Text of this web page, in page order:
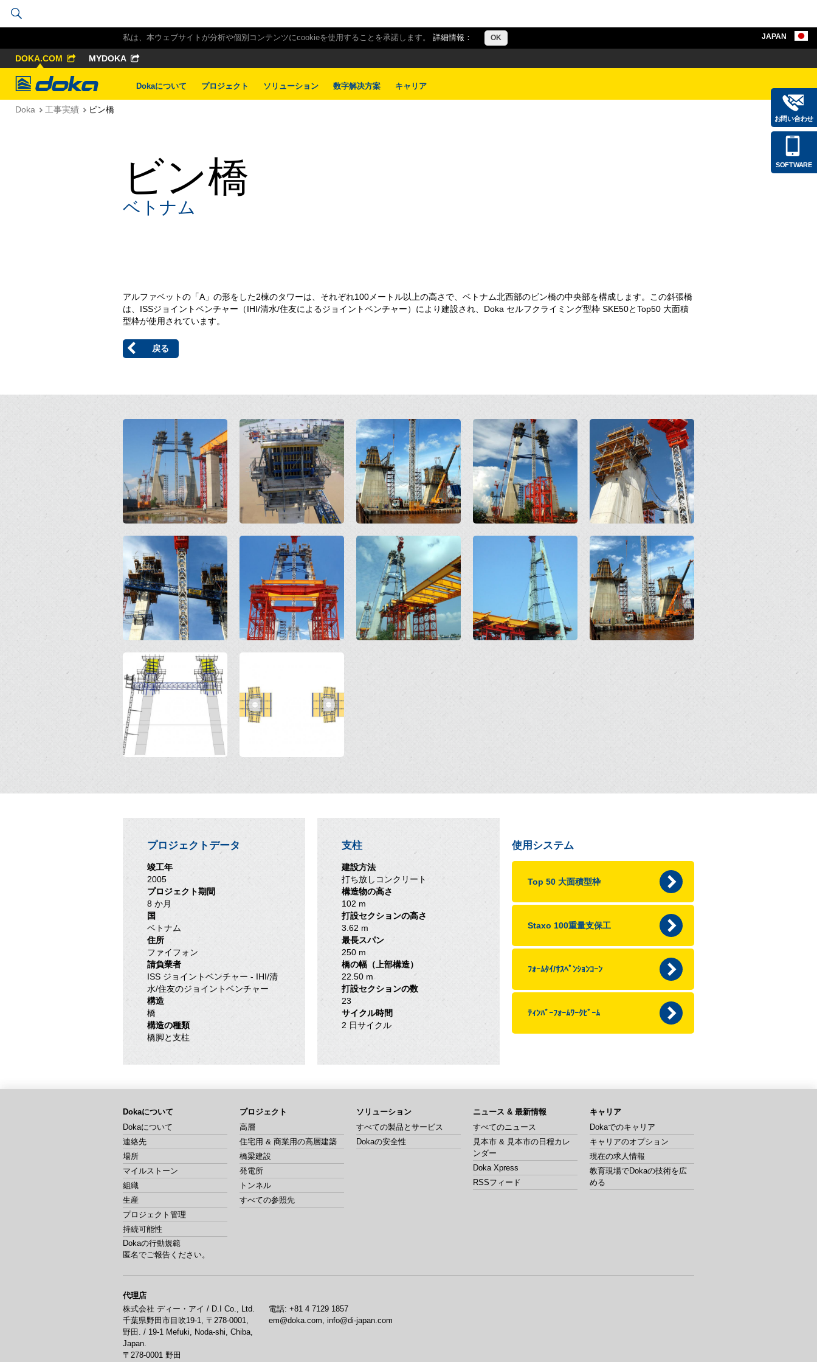
私は、本ウェブサイトが分析や個別コンテンツにcookieを使用することを承諾します。 詳細情報： OK
DOKA.COM MYDOKA
Doka
Dokaについて
プロジェクト ソリューション 数字解决方案 キャリア
お問い合わせ
SOFTWARE
JAPAN
Doka 工事実績 ビン橋
ビン橋
ベトナム
アルファベットの「A」の形をした2棟のタワーは、それぞれ100メートル以上の高さで、ベトナム北西部のビン橋の中央部を構成します。この斜張橋
は、ISSジョイントベンチャー（IHI/清水/住友によるジョイントベンチャー）により建設され、Doka セルフクライミング型枠 SKE50とTop50 大面積
型枠が使用されています。
戻る
Open Open Open
Open Open Open
プロジェクトデータ
竣工年
2005
プロジェクト期間
8 か月
国
ベトナム
住所
ファイフォン
請負業者
ISS ジョイントベンチャー - IHI/清
水/住友のジョイントベンチャー
構造
橋
構造の種類
橋脚と支柱
支柱
建設方法
打ち放しコンクリート
構造物の高さ
102 m
打設セクションの高さ
3.62 m
最長スパン
250 m
橋の幅（上部構造）
22.50 m
打設セクションの数
23
サイクル時間
2 日サイクル
使用システム
Top 50 大面積型枠
Staxo 100重量支保工
ﾌｫｰﾑﾀｲ/ｻｽﾍﾟﾝｼｮﾝｺｰﾝ
ﾃｨﾝﾊﾞｰﾌｫｰﾑﾜｰｸﾋﾞｰﾑ
Dokaについて
Dokaについて
連絡先
場所
マイルストーン
組織
生産
プロジェクト管理
持続可能性
Dokaの行動規範
匿名でご報告ください。
プロジェクト
高層
住宅用 & 商業用の高層建築
橋梁建設
発電所
トンネル
すべての参照先
ソリューション
すべての製品とサービス
Dokaの安全性
ニュース & 最新情報
すべてのニュース
見本市 & 見本市の日程カレ
ンダー
Doka Xpress
RSSフィード
キャリア
Dokaでのキャリア
キャリアのオプション
現在の求人情報
教育現場でDokaの技術を広
める
代理店
株式会社 ディー・アイ / D.I Co., Ltd.
千葉県野田市目吹19-1, 〒278-0001,
野田. / 19-1 Mefuki, Noda-shi, Chiba,
Japan.
〒278-0001 野田
電話: +81 4 7129 1857
em@doka.com, info@di-japan.com